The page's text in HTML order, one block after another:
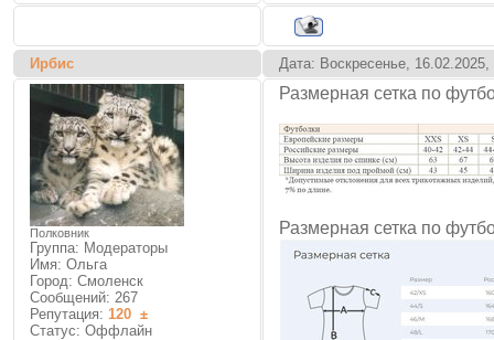
Ирбис Дата: Воскресенье,
Полковник
Группа: Модераторы
Имя: Ольга
Город: Смоленск
Сообщений: 267
Репутация: 120 ±
Статус: Оффлайн
Размерная сетка по
Размерная сетка по